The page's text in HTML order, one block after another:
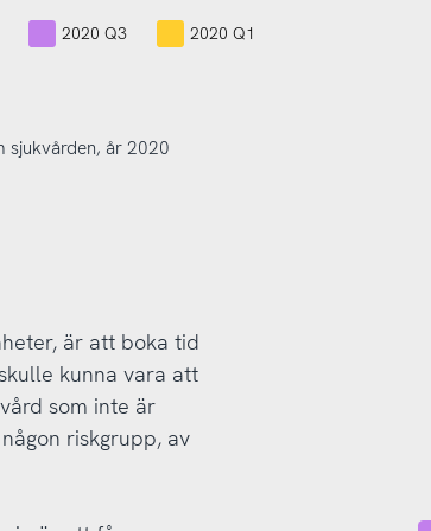
2020 Q3 2020 Q1
sjukvården, år 2020
är att boka tid
kunna vara att
som inte är
riskgrupp, av